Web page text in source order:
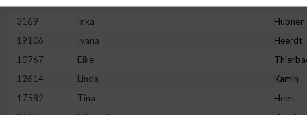
3169
Inka Hübner
19106
Ivana Heerdt
10767
Eike
12614
Linda Kamin
17582
Tina Hees
Erstellung von Profilen für personalisierte Werbung
Verwendung von Profilen zur Auswahl personalisierter Werbung